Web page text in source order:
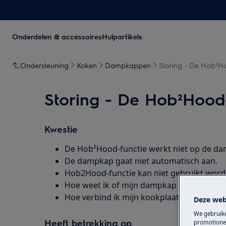
Onderdelen & accessoiresHulpartikels
Ondersteuning Koken Dampkappen Storing - De
Storing - De
Kwestie
De Hob²Hood-functie werkt niet op de
De dampkap gaat niet automatisch aan.
Hob2Hood-functie kan niet gebruikt
Hoe weet ik of mijn dampkap uitgerust is
Hoe verbind ik mijn kookplaat met mijn
Heeft betrekking op
Deze
We